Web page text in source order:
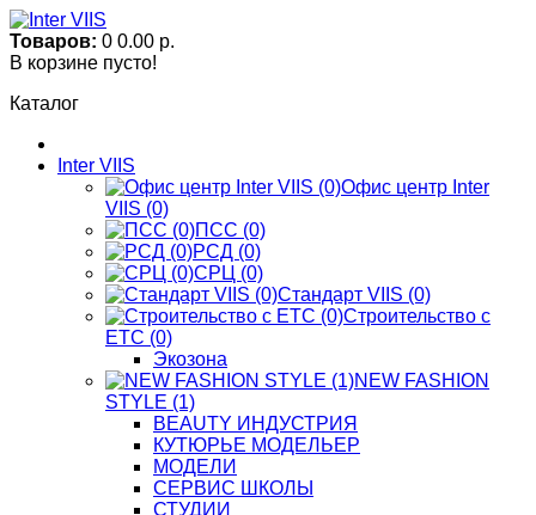
Товаров: 0 0.00 р.
В корзине пусто!
Каталог
Inter VIIS
Офис центр Inter
VIIS (0)
ПСС (0)
РСД (0)
СРЦ (0)
Стандарт VIIS (0)
Строительство с
ЕТС (0)
Экозона
NEW FASHION
STYLE (1)
BЕАUTY ИНДУСТРИЯ
КУТЮРЬЕ МОДЕЛЬЕР
МОДЕЛИ
СЕРВИС ШКОЛЫ
СТУДИИ